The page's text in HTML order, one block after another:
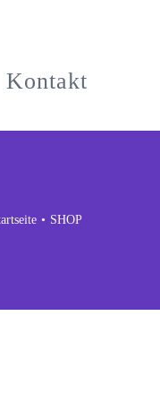
Kontakt
SHOP